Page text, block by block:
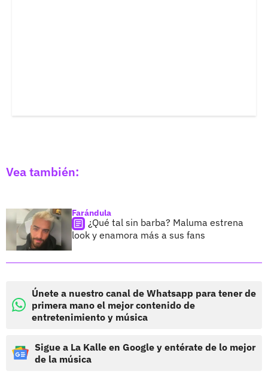
Vea también:
Farándula
¿Qué tal sin barba? Maluma estrena
look y enamora más a sus fans
Únete a nuestro canal de Whatsapp para tener de
primera mano el mejor contenido de
entretenimiento y música
Sigue a La Kalle en Google y entérate de lo mejor
de la música